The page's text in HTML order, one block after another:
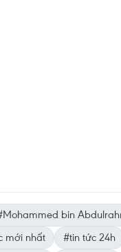
bin
mới nhất #tin tức 24h